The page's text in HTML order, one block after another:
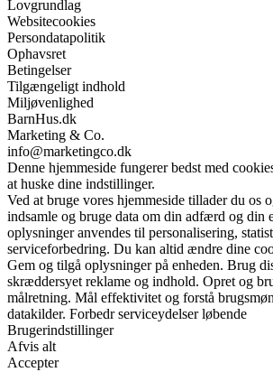
Lovgrundlag
Websitecookies
Persondatapolitik
Ophavsret
Betingelser
Tilgængeligt indhold
Miljøvenlighed
BarnHus.dk
Marketing & Co.
info@marketingco.dk
Denne hjemmeside fungerer bedst med
at huske dine indstillinger.
Ved at bruge vores hjemmeside tillader du os
indsamle og bruge data om din adfærd og din
oplysninger anvendes til personalisering,
serviceforbedring. Du kan altid ændre dine
Gem og tilgå oplysninger på enheden. Brug
skræddersyet reklame og indhold. Opret og
målretning. Mål effektivitet og forstå
datakilder. Forbedr serviceydelser løbende
Brugerindstillinger
Afvis alt
Accepter